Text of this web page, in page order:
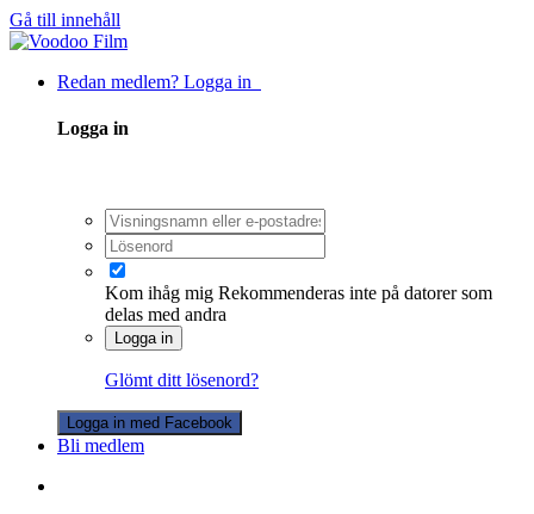
Gå till innehåll
Redan medlem? Logga in
Logga in
Kom ihåg mig Rekommenderas inte på datorer som
delas med andra
Logga in
Glömt ditt lösenord?
Logga in med Facebook
Bli medlem